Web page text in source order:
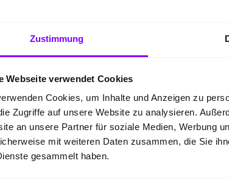
Zustimmung
Webseite verwendet Cookies
Cookies, um Inhalte und Anzeigen zu
Zugriffe auf unsere Website zu analysieren.
an unsere Partner für soziale Medien, Werbung
mit weiteren Daten zusammen, die Sie
gesammelt haben.
Hülpert SK GmbH